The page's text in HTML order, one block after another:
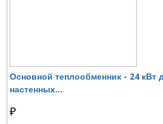
Основной теплообменник - 24 кВт
настенных...
₽